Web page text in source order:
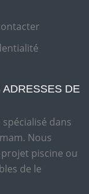
DE
dans
Nous
piscine ou
de le